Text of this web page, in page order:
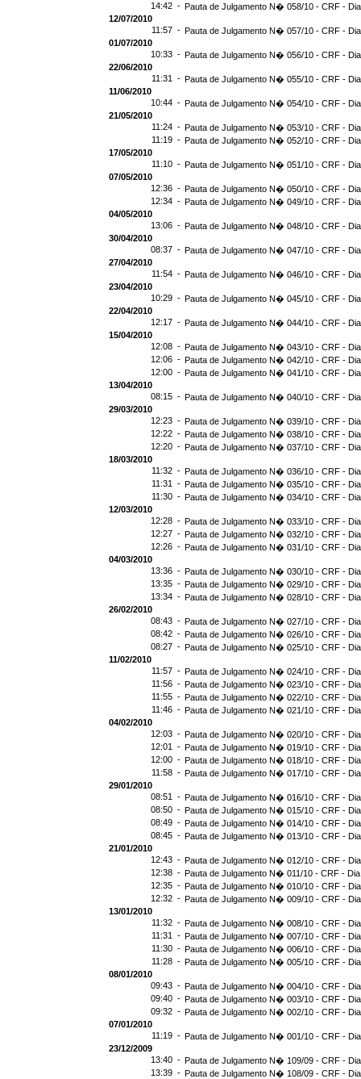
14:42 - Pauta de Julgamento N� 058/10 - CRF -
12/07/2010
11:57 - Pauta de Julgamento N� 057/10 - CRF -
01/07/2010
10:33 - Pauta de Julgamento N� 056/10 - CRF -
22/06/2010
11:31 - Pauta de Julgamento N� 055/10 - CRF -
11/06/2010
10:44 - Pauta de Julgamento N� 054/10 - CRF -
21/05/2010
11:24 - Pauta de Julgamento N� 053/10 - CRF -
11:19 - Pauta de Julgamento N� 052/10 - CRF -
17/05/2010
11:10 - Pauta de Julgamento N� 051/10 - CRF -
07/05/2010
12:36 - Pauta de Julgamento N� 050/10 - CRF -
12:34 - Pauta de Julgamento N� 049/10 - CRF -
04/05/2010
13:06 - Pauta de Julgamento N� 048/10 - CRF -
30/04/2010
08:37 - Pauta de Julgamento N� 047/10 - CRF -
27/04/2010
11:54 - Pauta de Julgamento N� 046/10 - CRF -
23/04/2010
10:29 - Pauta de Julgamento N� 045/10 - CRF -
22/04/2010
12:17 - Pauta de Julgamento N� 044/10 - CRF -
15/04/2010
12:08 - Pauta de Julgamento N� 043/10 - CRF -
12:06 - Pauta de Julgamento N� 042/10 - CRF -
12:00 - Pauta de Julgamento N� 041/10 - CRF -
13/04/2010
08:15 - Pauta de Julgamento N� 040/10 - CRF -
29/03/2010
12:23 - Pauta de Julgamento N� 039/10 - CRF -
12:22 - Pauta de Julgamento N� 038/10 - CRF -
12:20 - Pauta de Julgamento N� 037/10 - CRF -
18/03/2010
11:32 - Pauta de Julgamento N� 036/10 - CRF -
11:31 - Pauta de Julgamento N� 035/10 - CRF -
11:30 - Pauta de Julgamento N� 034/10 - CRF -
12/03/2010
12:28 - Pauta de Julgamento N� 033/10 - CRF -
12:27 - Pauta de Julgamento N� 032/10 - CRF -
12:26 - Pauta de Julgamento N� 031/10 - CRF -
04/03/2010
13:36 - Pauta de Julgamento N� 030/10 - CRF -
13:35 - Pauta de Julgamento N� 029/10 - CRF -
13:34 - Pauta de Julgamento N� 028/10 - CRF -
26/02/2010
08:43 - Pauta de Julgamento N� 027/10 - CRF -
08:42 - Pauta de Julgamento N� 026/10 - CRF -
08:27 - Pauta de Julgamento N� 025/10 - CRF -
11/02/2010
11:57 - Pauta de Julgamento N� 024/10 - CRF -
11:56 - Pauta de Julgamento N� 023/10 - CRF -
11:55 - Pauta de Julgamento N� 022/10 - CRF -
11:46 - Pauta de Julgamento N� 021/10 - CRF -
04/02/2010
12:03 - Pauta de Julgamento N� 020/10 - CRF -
12:01 - Pauta de Julgamento N� 019/10 - CRF -
12:00 - Pauta de Julgamento N� 018/10 - CRF -
11:58 - Pauta de Julgamento N� 017/10 - CRF -
29/01/2010
08:51 - Pauta de Julgamento N� 016/10 - CRF -
08:50 - Pauta de Julgamento N� 015/10 - CRF -
08:49 - Pauta de Julgamento N� 014/10 - CRF -
08:45 - Pauta de Julgamento N� 013/10 - CRF -
21/01/2010
12:43 - Pauta de Julgamento N� 012/10 - CRF -
12:38 - Pauta de Julgamento N� 011/10 - CRF -
12:35 - Pauta de Julgamento N� 010/10 - CRF -
12:32 - Pauta de Julgamento N� 009/10 - CRF -
13/01/2010
11:32 - Pauta de Julgamento N� 008/10 - CRF -
11:31 - Pauta de Julgamento N� 007/10 - CRF -
11:30 - Pauta de Julgamento N� 006/10 - CRF -
11:28 - Pauta de Julgamento N� 005/10 - CRF -
08/01/2010
09:43 - Pauta de Julgamento N� 004/10 - CRF -
09:40 - Pauta de Julgamento N� 003/10 - CRF -
09:32 - Pauta de Julgamento N� 002/10 - CRF -
07/01/2010
11:19 - Pauta de Julgamento N� 001/10 - CRF -
23/12/2009
13:40 - Pauta de Julgamento N� 109/09 - CRF -
13:39 - Pauta de Julgamento N� 108/09 - CRF -